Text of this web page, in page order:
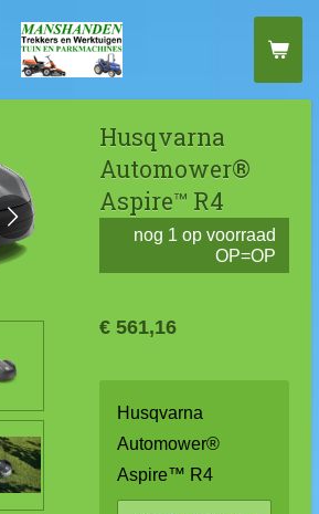
Husqvarna
Automower®
Aspire™ R4
nog 1 op voorraad
OP=OP
€ 561,16
Husqvarna
Automower®
Aspire™ R4